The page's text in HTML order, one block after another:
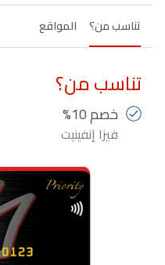
تناسب من؟ المواقع
تناسب من؟
خصم 10%
فيزا إنفينيت